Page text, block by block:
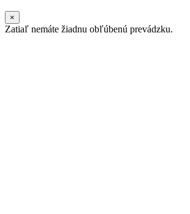
×
Zatiaľ nemáte žiadnu obľúbenú prevádzku.